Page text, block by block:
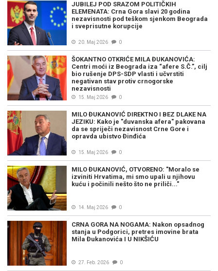
JUBILEJ POD SRAZOM POLITIČKIH
ELEMENATA: Crna Gora slavi 20 godina
nezavisnosti pod teškom sjenkom Beograda
i sveprisutne korupcije
20. Maj 2026 0
ŠOKANTNO OTKRIĆE MILA ĐUKANOVIĆA:
Centri moći iz Beograda iza “afere S.Č.”, cilj
bio rušenje DPS-SDP vlasti i učvrstiti
negativan stav protiv crnogorske
nezavisnosti
15. Maj 2026 0
MILO ĐUKANOVIĆ DIREKTNO I BEZ DLAKE NA
JEZIKU: Kako je "duvanska afera" pakovana
da se spriječi nezavisnost Crne Gore i
opravda ubistvo Đinđića
15. Maj 2026 0
MILO ĐUKANOVIĆ, OTVORENO: "Moralo se
izviniti Hrvatima, mi smo upali u njihovu
kuću i počinili nešto što ne priliči..."
14. Maj 2026 0
CRNA GORA NA NOGAMA: Nakon opsadnog
stanja u Podgorici, pretres imovine brata
Mila Đukanovića I U NIKŠIĆU
27. Feb. 2026 0